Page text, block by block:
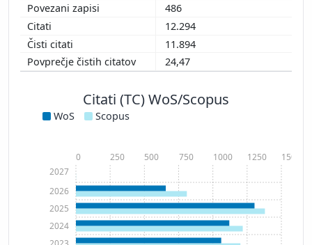
486
12.294
11.894
24,47
Citati (TC) WoS/Scopus
WoS Scopus
2024
2025
2026
2027
0 250 500 750 1000 1250 1500